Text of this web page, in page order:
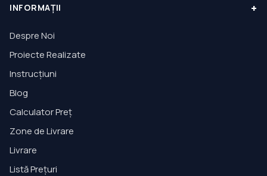
INFORMAȚII +
Despre Noi
Proiecte Realizate
Instrucțiuni
Blog
Calculator Preț
Zone de Livrare
Livrare
Listă Prețuri